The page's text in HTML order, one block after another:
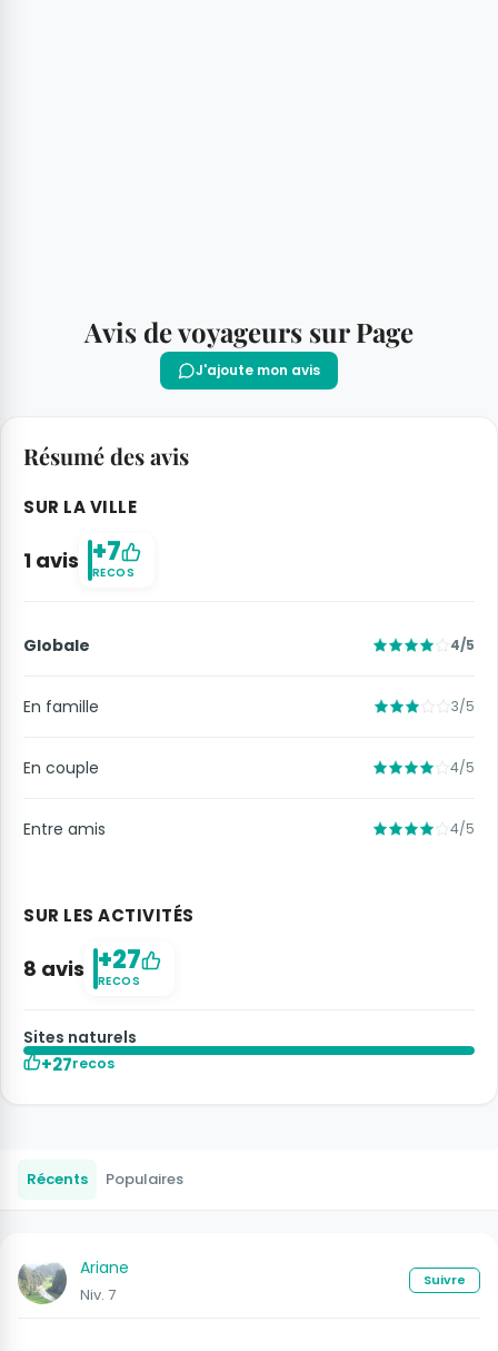
Avis de voyageurs sur Page
J'ajoute mon avis
Résumé des avis
SUR LA VILLE
1 avis +7
RECOS
Globale 4/5
En famille 3/5
En couple 4/5
Entre amis 4/5
SUR LES ACTIVITÉS
8 avis +27
RECOS
Sites naturels
+27recos
Récents Populaires
Ariane
Niv. 7
Suivre